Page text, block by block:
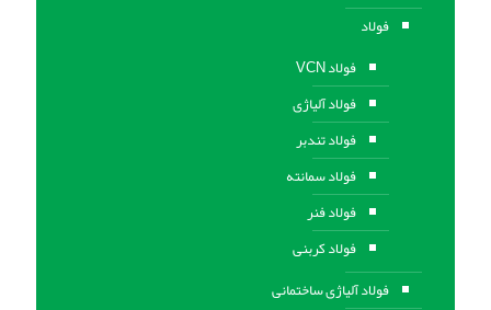
فولاد
فولاد VCN
فولاد آلیاژی
فولاد تندبر
فولاد سمانته
فولاد فنر
فولاد کربنی
فولاد آلیاژی ساختمانی